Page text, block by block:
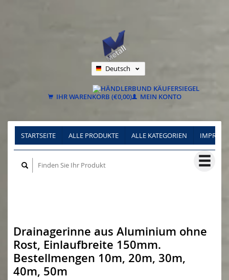
Deutsch
Français
IHR WARENKORB (€0,00) MEIN KONTO
STARTSEITE ALLE PRODUKTE ALLE KATEGORIEN
Drainagerinne aus Aluminium ohne
Rost, Einlaufbreite 150mm.
Bestellmengen 10m, 20m, 30m,
40m, 50m